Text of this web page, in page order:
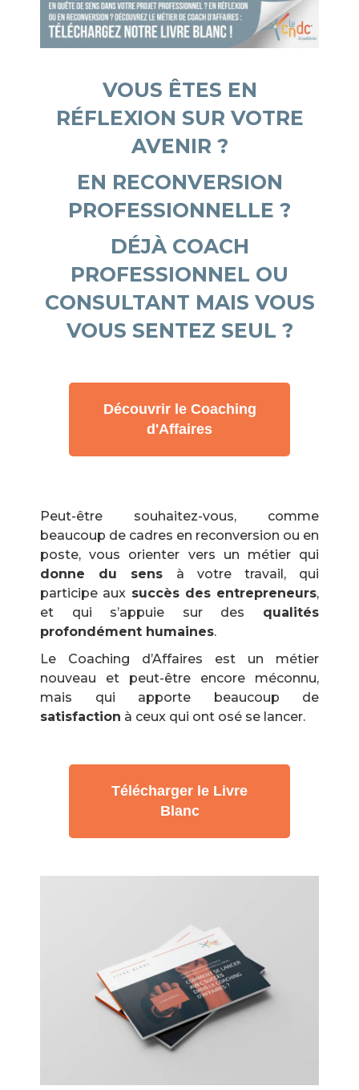
VOUS ÊTES EN
RÉFLEXION SUR VOTRE
AVENIR ?
EN RECONVERSION
PROFESSIONNELLE ?
DÉJÀ COACH
PROFESSIONNEL OU
CONSULTANT MAIS VOUS
VOUS SENTEZ SEUL ?
Découvrir le Coaching
d'Affaires
Peut-être souhaitez-vous, comme
beaucoup de cadres en reconversion ou en
poste, vous orienter vers un métier qui
donne du sens à votre travail, qui
participe aux succès des entrepreneurs,
et qui s’appuie sur des qualités
profondément humaines.
Le Coaching d’Affaires est un métier
nouveau et peut-être encore méconnu,
mais qui apporte beaucoup de
satisfaction à ceux qui ont osé se lancer.
Télécharger le Livre
Blanc